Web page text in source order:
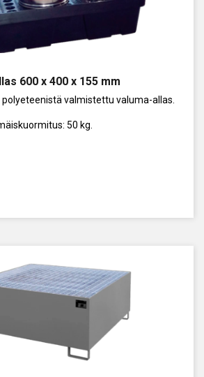
600 x 400 x 155 mm
valmistettu valuma-allas.
50 kg.